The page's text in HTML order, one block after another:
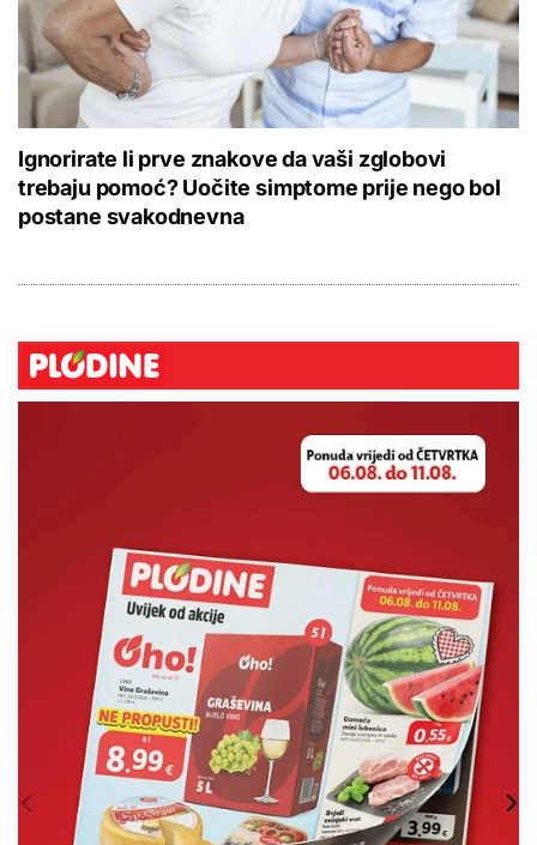
Ignorirate li prve znakove da vaši zglobovi
trebaju pomoć? Uočite simptome prije nego bol
postane svakodnevna